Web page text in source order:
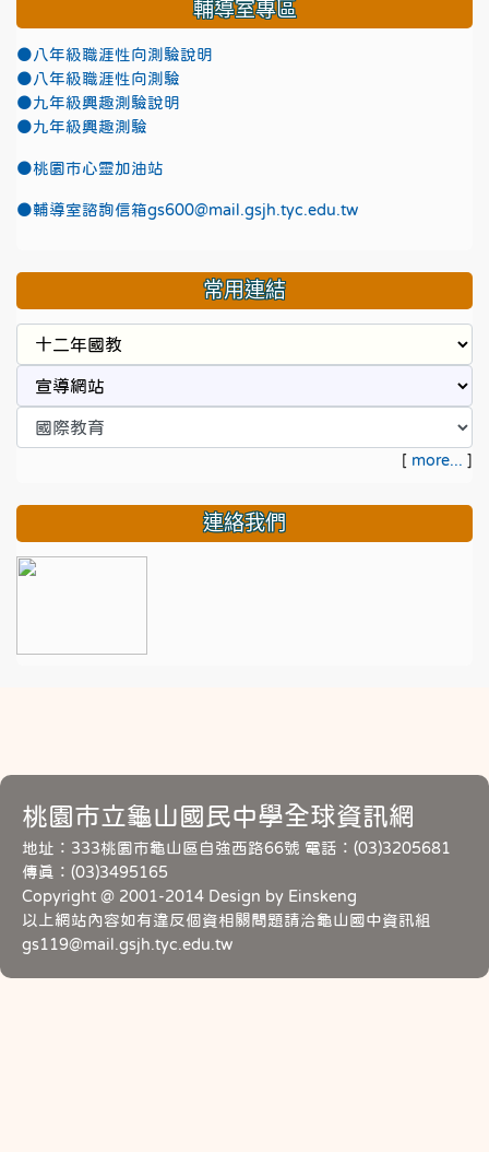
輔導室專區
●八年級職涯性向測驗說明
●八年級職涯性向測驗
●九年級興趣測驗說明
●九年級興趣測驗
●桃園市心靈加油站
●輔導室諮詢信箱gs600@mail.gsjh.tyc.edu.tw
常用連結
[ more... ]
連絡我們
桃園市立龜山國民中學全球資訊網
地址：333桃園市龜山區自強西路66號 電話：(03)3205681
傳真：(03)3495165
Copyright @ 2001-2014 Design by Einskeng
以上網站內容如有違反個資相關問題請洽龜山國中資訊組
gs119@mail.gsjh.tyc.edu.tw